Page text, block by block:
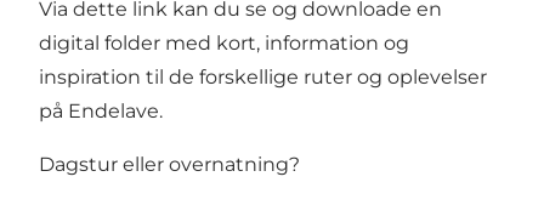
Via dette link kan du se og downloade en
digital folder med kort, information og
inspiration til de forskellige ruter og oplevelser
på Endelave.
Dagstur eller overnatning?